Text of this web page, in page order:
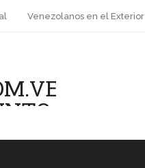
Venezolanos en el Exterior